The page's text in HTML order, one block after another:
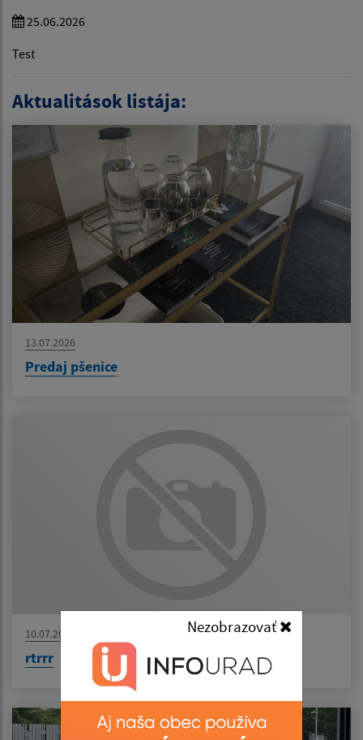
Nezobrazovať
25.06.2026
Test
Aktualitások listája:
13.07.2026
Predaj pšenice
10.07.2026
rtrrr